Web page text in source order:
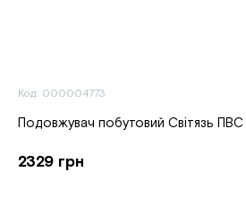
Код: 000004773
Подовжувач побутовий Світязь
2329 грн